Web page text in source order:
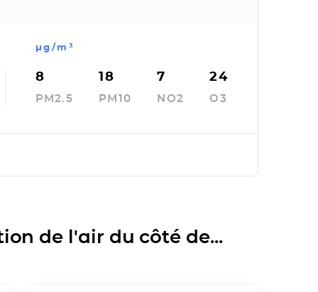
µg/m³
8
PM2.5
18
PM10
7
NO2
24
O3
de l'air du côté de...